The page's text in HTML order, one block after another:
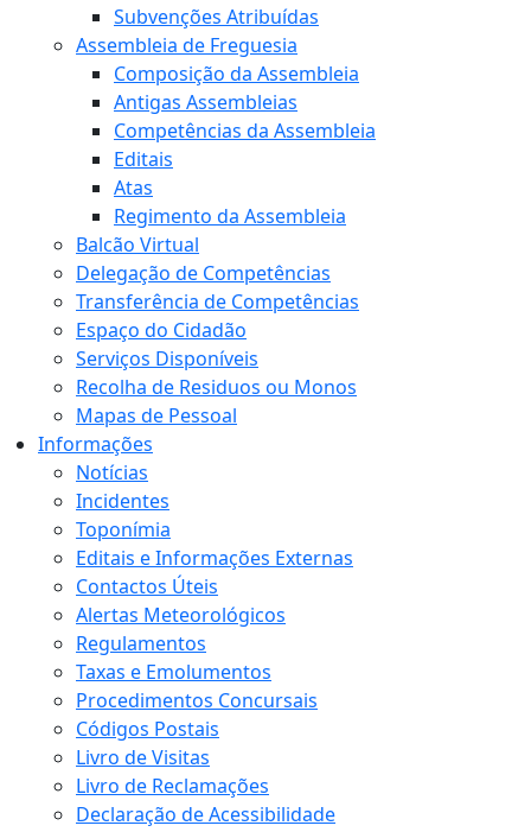
Subvenções Atribuídas
Assembleia de Freguesia
Composição da Assembleia
Antigas Assembleias
Competências da Assembleia
Editais
Atas
Regimento da Assembleia
Balcão Virtual
Delegação de Competências
Transferência de Competências
Espaço do Cidadão
Serviços Disponíveis
Recolha de Residuos ou Monos
Mapas de Pessoal
Informações
Notícias
Incidentes
Toponímia
Editais e Informações Externas
Contactos Úteis
Alertas Meteorológicos
Regulamentos
Taxas e Emolumentos
Procedimentos Concursais
Códigos Postais
Livro de Visitas
Livro de Reclamações
Declaração de Acessibilidade